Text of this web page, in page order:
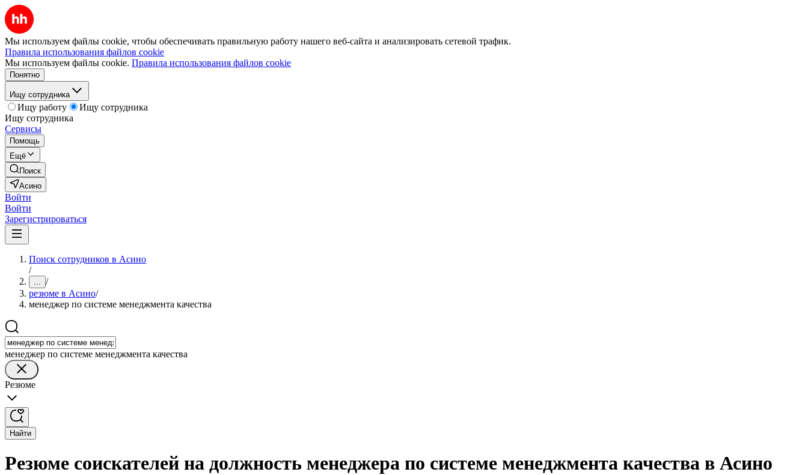
Мы используем файлы cookie, чтобы обеспечивать правильную работу нашего веб-сайта и анализировать сетевой трафик.
Правила использования файлов cookie
Мы используем файлы cookie. Правила использования файлов cookie
Понятно
Ищу сотрудника
Ищу работу
Ищу сотрудника
Ищу сотрудника
Сервисы
Помощь
Ещё
Поиск
Асино
Войти
Войти
Зарегистрироваться
Поиск сотрудников в Асино
/
... /
резюме в Асино/
менеджер по системе менеджмента качества
менеджер по системе менеджмента качества
Резюме
Найти
Резюме соискателей на должность менеджера по системе менеджмента качества в Асино